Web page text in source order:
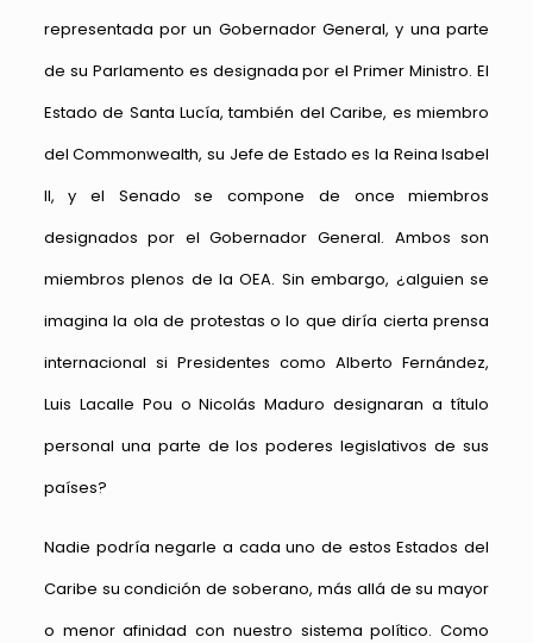
representada por un Gobernador General, y una parte
de su Parlamento es designada por el Primer Ministro. El
Estado de Santa Lucía, también del Caribe, es miembro
del Commonwealth, su Jefe de Estado es la Reina Isabel
II, y el Senado se compone de once miembros
designados por el Gobernador General. Ambos son
miembros plenos de la OEA. Sin embargo, ¿alguien se
imagina la ola de protestas o lo que diría cierta prensa
internacional si Presidentes como Alberto Fernández,
Luis Lacalle Pou o Nicolás Maduro designaran a título
personal una parte de los poderes legislativos de sus
países?
Nadie podría negarle a cada uno de estos Estados del
Caribe su condición de soberano, más allá de su mayor
o menor afinidad con nuestro sistema político. Como